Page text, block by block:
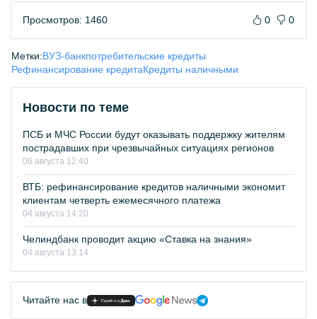
Просмотров: 1460 0 0
Метки:ВУЗ-банкпотребительские кредиты
Рефинансирование кредитаКредиты наличными
Новости по теме
ПСБ и МЧС России будут оказывать поддержку жителям
пострадавших при чрезвычайных ситуациях регионов
06 августа 12:40
ВТБ: рефинансирование кредитов наличными экономит
клиентам четверть ежемесячного платежа
04 августа 14:20
Челиндбанк проводит акцию «Ставка на знания»
04 августа 13:14
Читайте нас в